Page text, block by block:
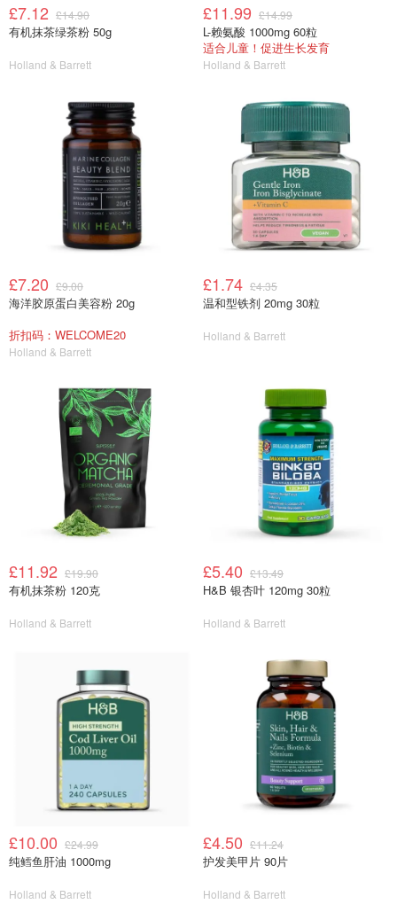
£7.12 £14.90
有机抹茶绿茶粉 50g
Holland & Barrett
£11.99 £14.99
L-赖氨酸 1000mg 60粒
适合儿童！促进生长发育
Holland & Barrett
£7.20 £9.00
海洋胶原蛋白美容粉 20g
折扣码：WELCOME20
Holland & Barrett
£1.74 £4.35
温和型铁剂 20mg 30粒
Holland & Barrett
£11.92 £19.90
有机抹茶粉 120克
Holland & Barrett
£5.40 £13.49
H&B 银杏叶 120mg 30粒
Holland & Barrett
£10.00 £24.99
纯鳕鱼肝油 1000mg
Holland & Barrett
£4.50 £11.24
护发美甲片 90片
Holland & Barrett